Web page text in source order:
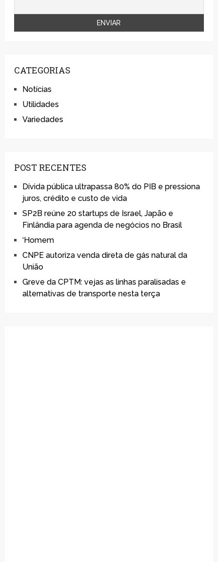
CATEGORIAS
Notícias
Utilidades
Variedades
POST RECENTES
Dívida pública ultrapassa 80% do PIB e pressiona
juros, crédito e custo de vida
SP2B reúne 20 startups de Israel, Japão e
Finlândia para agenda de negócios no Brasil
‘Homem
CNPE autoriza venda direta de gás natural da
União
Greve da CPTM: vejas as linhas paralisadas e
alternativas de transporte nesta terça